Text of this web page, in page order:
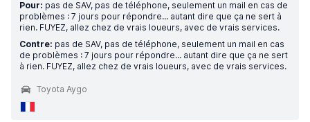
Pour: pas de SAV, pas de téléphone, seulement un mail en cas de
problèmes : 7 jours pour répondre... autant dire que ça ne sert à
rien. FUYEZ, allez chez de vrais loueurs, avec de vrais services.
Contre: pas de SAV, pas de téléphone, seulement un mail en cas
de problèmes : 7 jours pour répondre... autant dire que ça ne sert
à rien. FUYEZ, allez chez de vrais loueurs, avec de vrais services.
Toyota Aygo